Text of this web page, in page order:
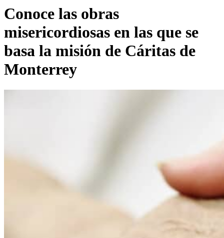
Conoce las obras
misericordiosas en las que se
basa la misión de Cáritas de
Monterrey